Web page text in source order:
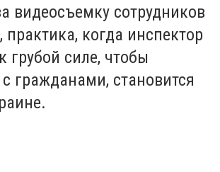
видеосъемку сотрудников
когда инспектор
грубой силе, чтобы
с гражданами, становится